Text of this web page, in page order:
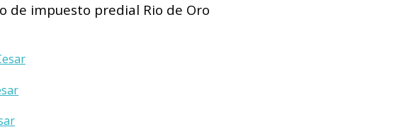
de impuesto predial Rio de Oro